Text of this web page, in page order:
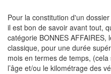
Pour la constitution d'un
il est bon de savoir avant tout,
catégorie BONNES
classique, pour une durée
mois en termes de temps,
l’âge et/ou le kilométrage des